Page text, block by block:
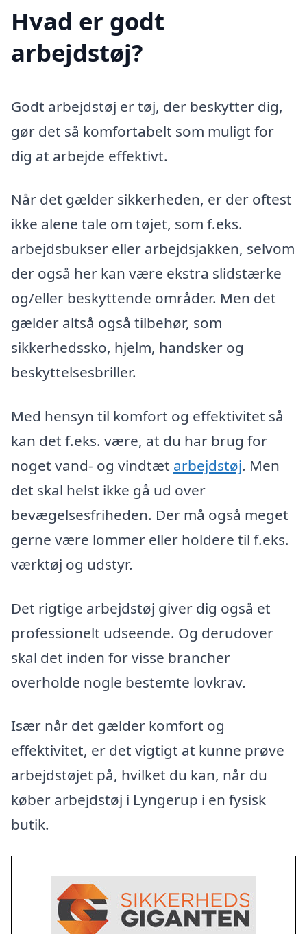
Hvad er godt
arbejdstøj?
Godt arbejdstøj er tøj, der beskytter dig,
gør det så komfortabelt som muligt for
dig at arbejde effektivt.
Når det gælder sikkerheden, er der oftest
ikke alene tale om tøjet, som f.eks.
arbejdsbukser eller arbejdsjakken, selvom
der også her kan være ekstra slidstærke
og/eller beskyttende områder. Men det
gælder altså også tilbehør, som
sikkerhedssko, hjelm, handsker og
beskyttelsesbriller.
Med hensyn til komfort og effektivitet så
kan det f.eks. være, at du har brug for
noget vand- og vindtæt arbejdstøj. Men
det skal helst ikke gå ud over
bevægelsesfriheden. Der må også meget
gerne være lommer eller holdere til f.eks.
værktøj og udstyr.
Det rigtige arbejdstøj giver dig også et
professionelt udseende. Og derudover
skal det inden for visse brancher
overholde nogle bestemte lovkrav.
Især når det gælder komfort og
effektivitet, er det vigtigt at kunne prøve
arbejdstøjet på, hvilket du kan, når du
køber arbejdstøj i Lyngerup i en fysisk
butik.